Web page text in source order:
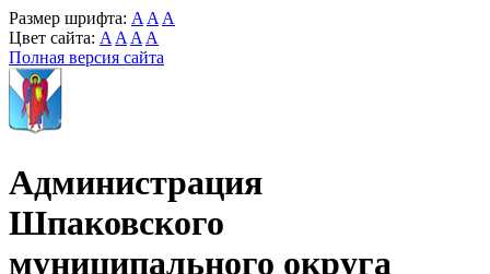
Размер шрифта: A A A
Цвет сайта: A A A A
Полная версия сайта
Администрация
Шпаковского
муниципального округа